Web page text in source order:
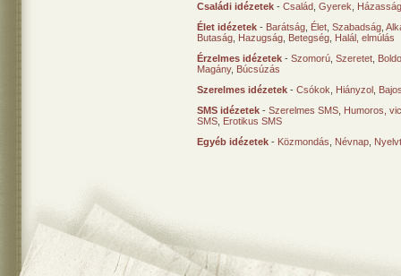
Családi idézetek - Család Gyerek
Élet idézetek - Barátság Élet Szabadság
Butaság Hazugság Betegség Halál, elmúlás
Érzelmes idézetek - Szomorú Szeretet
Magány, Búcsúzás
Szerelmes idézetek - Csókok Hiányzol
SMS idézetek - Szerelmes SMS Humoros,
SMS Erotikus SMS
Egyéb idézetek - Közmondás Névnap